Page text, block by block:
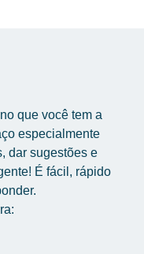
que você tem a
especialmente
dar sugestões e
É fácil, rápido